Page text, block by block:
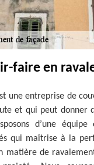
faire en
une entreprise de
et qui peut donner
d’une équipe
qui maîtrise à la
matière de